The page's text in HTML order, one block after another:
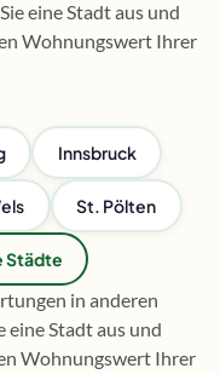
eine Stadt aus und
Wohnungswert Ihrer
Innsbruck
St. Pölten
Städte
in anderen
eine Stadt aus und
Wohnungswert Ihrer